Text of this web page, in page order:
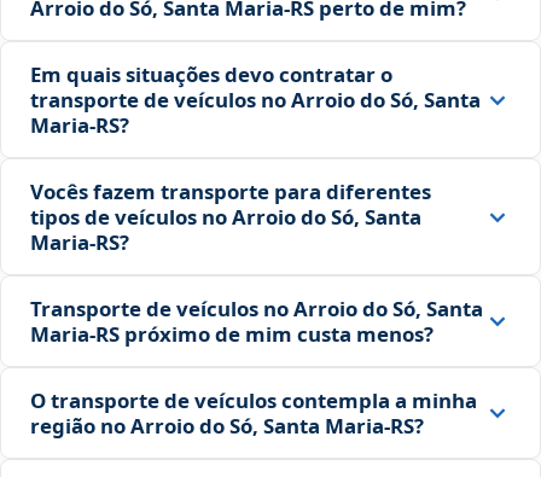
Arroio do Só, Santa Maria‑RS perto de mim?
Em quais situações devo contratar o
transporte de veículos no Arroio do Só, Santa
Maria‑RS?
Vocês fazem transporte para diferentes
tipos de veículos no Arroio do Só, Santa
Maria‑RS?
Transporte de veículos no Arroio do Só, Santa
Maria‑RS próximo de mim custa menos?
O transporte de veículos contempla a minha
região no Arroio do Só, Santa Maria‑RS?